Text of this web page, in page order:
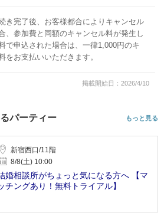
き完了後、お客様都合によりキャンセル
、参加費と同額のキャンセル料が発生し
で申込された場合は、一律1,000円のキ
をお支払いいただきます。
掲載開始日：2026/4/10
パーティー もっと見る
新宿西口/11階
8/8(土) 10:00
婚相談所がちょっと気になる方へ 【マ
チングあり！無料トライアル】